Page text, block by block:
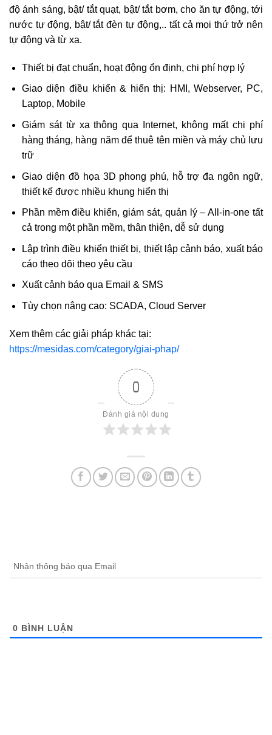
độ ánh sáng, bật/ tắt quạt, bật/ tắt bơm, cho ăn tự động, tới
nước tự động, bật/ tắt đèn tự động,.. tất cả mọi thứ trở nên
tự động và từ xa.
Thiết bị đạt chuẩn, hoạt động ổn định, chi phí hợp lý
Giao diện điều khiển & hiển thị: HMI, Webserver, PC,
Laptop, Mobile
Giám sát từ xa thông qua Internet, không mất chi phí
hàng tháng, hàng năm để thuê tên miền và máy chủ lưu
trữ
Giao diện đồ họa 3D phong phú, hỗ trợ đa ngôn ngữ,
thiết kế được nhiều khung hiển thị
Phần mềm điều khiển, giám sát, quản lý – All-in-one tất
cả trong một phần mềm, thân thiện, dễ sử dụng
Lập trình điều khiển thiết bị, thiết lập cảnh báo, xuất báo
cáo theo dõi theo yêu cầu
Xuất cảnh báo qua Email & SMS
Tùy chọn nâng cao: SCADA, Cloud Server
Xem thêm các giải pháp khác tại:
https://mesidas.com/category/giai-phap/
0
Đánh giá nội dung
Nhận thông báo qua Email
0 BÌNH LUẬN